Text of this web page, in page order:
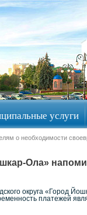
услуги
о необходимости
Ола»
округа «Город
платежей